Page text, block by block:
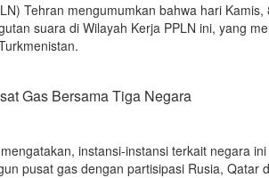
Tehran mengumumkan bahwa hari Kamis,
suara di Wilayah Kerja PPLN ini, yang
Gas Bersama Tiga Negara
instansi-instansi terkait negara
pusat gas dengan partisipasi Rusia, Qatar